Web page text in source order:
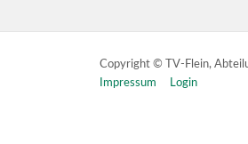
Copyright © TV-Flein,
Impressum
Login